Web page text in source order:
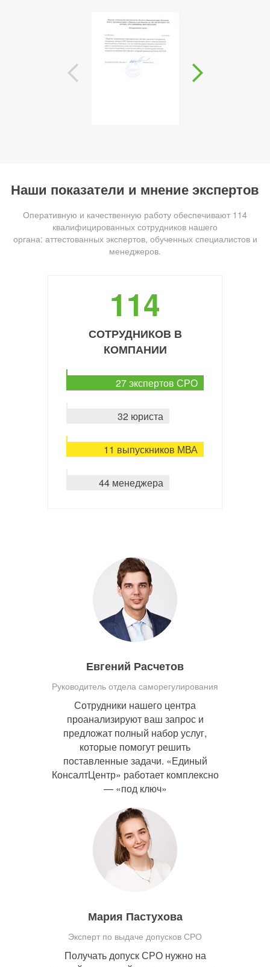
Наши показатели и мнение экспертов
Оперативную и качественную работу обеспечивают 114
квалифицированных сотрудников нашего
органа: аттестованных экспертов, обученных специалистов и
менеджеров.
114
СОТРУДНИКОВ В
КОМПАНИИ
27 экспертов СРО
32 юриста
11 выпускников МВА
44 менеджера
Евгений Расчетов
Руководитель отдела саморегулирования
Сотрудники нашего центра
проанализируют ваш запрос и
предложат полный набор услуг,
которые помогут решить
поставленные задачи. «Единый
КонсалтЦентр» работает комплексно
— «под ключ»
Мария Пастухова
Эксперт по выдаче допусков СРО
Получать допуск СРО нужно на